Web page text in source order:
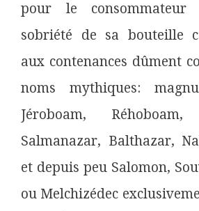
pour le
sobriété de sa bouteille
aux contenances dûment
noms mythiques:
Jéroboam, Réhoboam,
Salmanazar, Balthazar,
et depuis peu Salomon,
ou Melchizédec